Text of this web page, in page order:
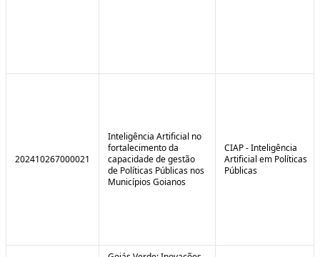
202410267000021
Inteligência Artificial no
fortalecimento da
capacidade de gestão
de Políticas Públicas nos
Municípios Goianos
CIAP - Inteligência
Artificial em Políticas
Públicas